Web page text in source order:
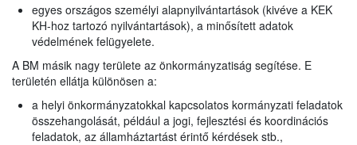
egyes országos személyi alapnyilvántartások (kivéve a KEK
KH-hoz tartozó nyilvántartások), a minősített adatok
védelmének felügyelete.
A BM másik nagy területe az önkormányzatiság segítése. E
területén ellátja különösen a:
a helyi önkormányzatokkal kapcsolatos kormányzati feladatok
összehangolását, például a jogi, fejlesztési és koordinációs
feladatok, az államháztartást érintő kérdések stb.,